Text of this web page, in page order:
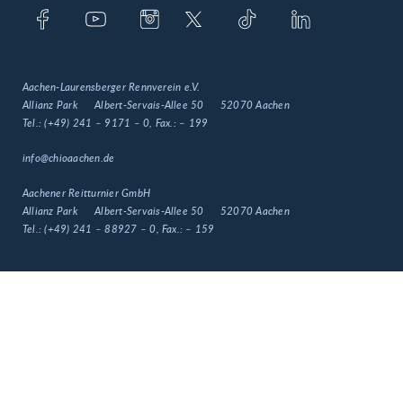
Aachen-Laurensberger Rennverein e.V.
Allianz Park
Albert-Servais-Allee 50
52070 Aachen
Tel.:(+49) 241 – 9171 – 0 , Fax.: – 199
info@chioaachen.de
Aachener Reitturnier GmbH
Allianz Park
Albert-Servais-Allee 50
52070 Aachen
Tel.:(+49) 241 – 88927 – 0 , Fax.: – 159